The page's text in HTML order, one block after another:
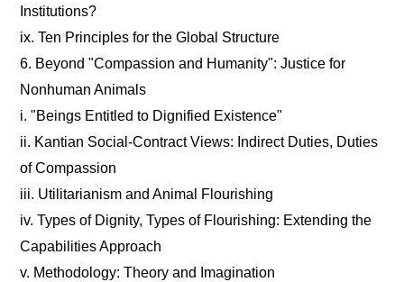
Institutions?
ix. Ten Principles for the Global Structure
6. Beyond "Compassion and Humanity": Justice for
Nonhuman Animals
i. "Beings Entitled to Dignified Existence"
ii. Kantian Social-Contract Views: Indirect Duties, Duties
of Compassion
iii. Utilitarianism and Animal Flourishing
iv. Types of Dignity, Types of Flourishing: Extending the
Capabilities Approach
v. Methodology: Theory and Imagination